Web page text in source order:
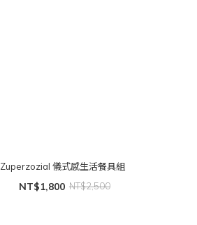
Zuperzozial 儀式感生活餐具組
NT$1,800 NT$2,500